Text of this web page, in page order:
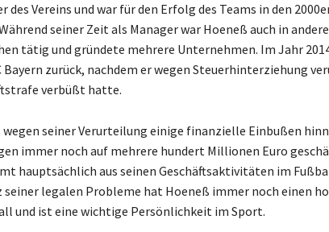
des Vereins und war für den Erfolg des Teams in den
seiner Zeit als Manager war Hoeneß auch in
tätig und gründete mehrere Unternehmen. Im Jahr
Bayern zurück, nachdem er wegen Steuerhinterziehung
verbüßt hatte.
seiner Verurteilung einige finanzielle Einbußen
immer noch auf mehrere hundert Millionen Euro
hauptsächlich aus seinen Geschäftsaktivitäten im
seiner legalen Probleme hat Hoeneß immer noch einen
und ist eine wichtige Persönlichkeit im Sport.